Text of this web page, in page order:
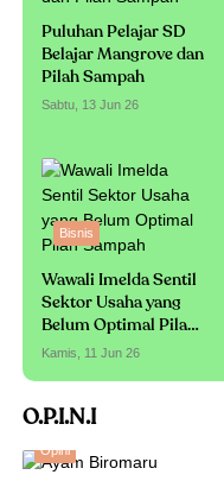
Puluhan Pelajar SD
Belajar Mangrove dan
Pilah Sampah
Sabtu, 13 Jun 26
Bisnis
Wawali Imelda Sentil
Sektor Usaha yang
Belum Optimal Pilah
Sampah
Kamis, 11 Jun 26
O.P.I.N.I
Opini